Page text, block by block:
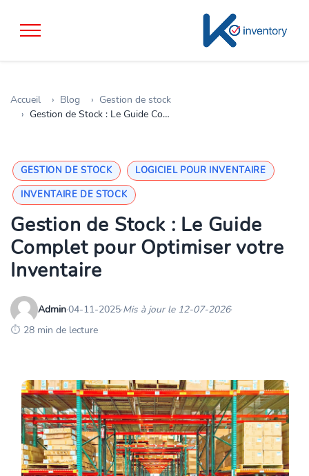
Accueil Blog
Gestion de stock
Gestion de Stock : Le Guide Complet pour Optimiser votre Inventaire
GESTION DE STOCK
LOGICIEL POUR INVENTAIRE
INVENTAIRE DE STOCK
Gestion de Stock : Le Guide
Complet pour Optimiser votre
Inventaire
Admin·04-11-2025·Mis à jour le 12-07-2026·
28 min de lecture